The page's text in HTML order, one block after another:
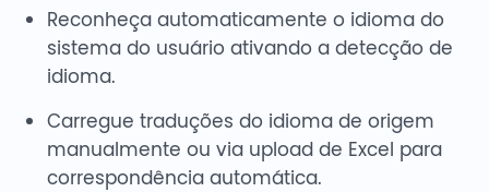
Reconheça automaticamente o idioma do
sistema do usuário ativando a detecção de
idioma.
Carregue traduções do idioma de origem
manualmente ou via upload de Excel para
correspondência automática.